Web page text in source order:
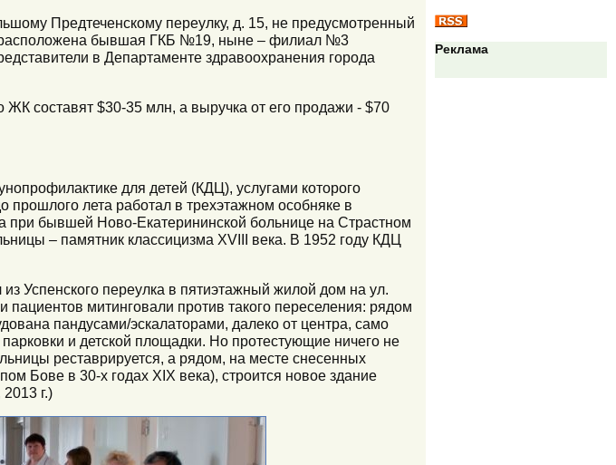
Предтеченскому переулку, д. 15, не предусмотренный
расположена бывшая ГКБ №19, ныне – филиал №3
в Департаменте здравоохранения города
ЖК составят $30-35 млн, а выручка от его продажи - $70
для детей (КДЦ), услугами которого
прошлого лета работал в трехэтажном особняке в
при бывшей Ново-Екатерининской больнице на Страстном
– памятник классицизма XVIII века. В 1952 году КДЦ
Успенского переулка в пятиэтажный жилой дом на ул.
митинговали против такого переселения: рядом
пандусами/эскалаторами, далеко от центра, само
и детской площадки. Но протестующие ничего не
реставрируется, а рядом, на месте снесенных
Бове в 30-х годах XIX века), строится новое здание
г.)
Реклама